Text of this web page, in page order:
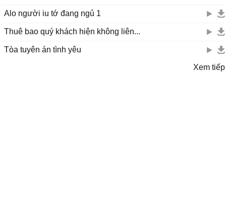
Alo người iu tớ đang ngủ 1
Thuê bao quý khách hiện không liên...
Tòa tuyên án tình yêu
Xem tiếp